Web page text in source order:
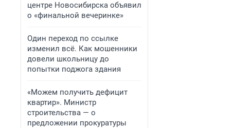
центре Новосибирска объявил
о «финальной вечеринке»
Один переход по ссылке
изменил всё. Как мошенники
довели школьницу до
попытки поджога здания
«Можем получить дефицит
квартир». Министр
строительства — о
предложении прокуратуры